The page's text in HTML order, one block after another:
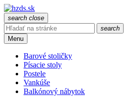
search close
search
Menu
Barové stoličky
Písacie stoly
Postele
Vankúše
Balkónový nábytok